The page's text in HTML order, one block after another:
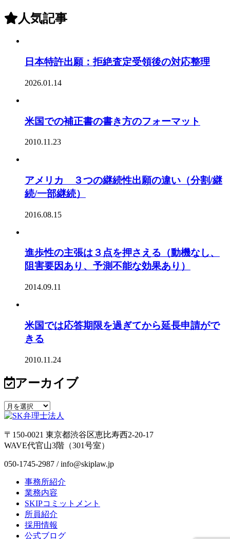
人気記事
日本特許出願：拒絶査定受領後の対応整理
2026.01.14
米国での補正書の書き方のフォーマット
2010.11.23
アメリカ ３つの継続性出願の違い（分割/継
続/一部継続）
2016.08.15
進歩性の主張は３点を押さえる（動機なし、
阻害要因あり、予測不能な効果あり）
2014.09.11
米国では応答期限を過ぎてから延長申請がで
きる
2010.11.24
アーカイブ
〒150-0021 東京都渋谷区恵比寿西2-20-17
WAVE代官山3階（301号室）
050-1745-2987 / info@skiplaw.jp
事務所紹介
業務内容
SKIPコミットメント
所員紹介
採用情報
公式ブログ